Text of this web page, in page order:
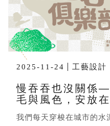
2025-11-24 工藝設計
慢吞吞也沒關係
毛與風色，安放
我們每天穿梭在城市的水